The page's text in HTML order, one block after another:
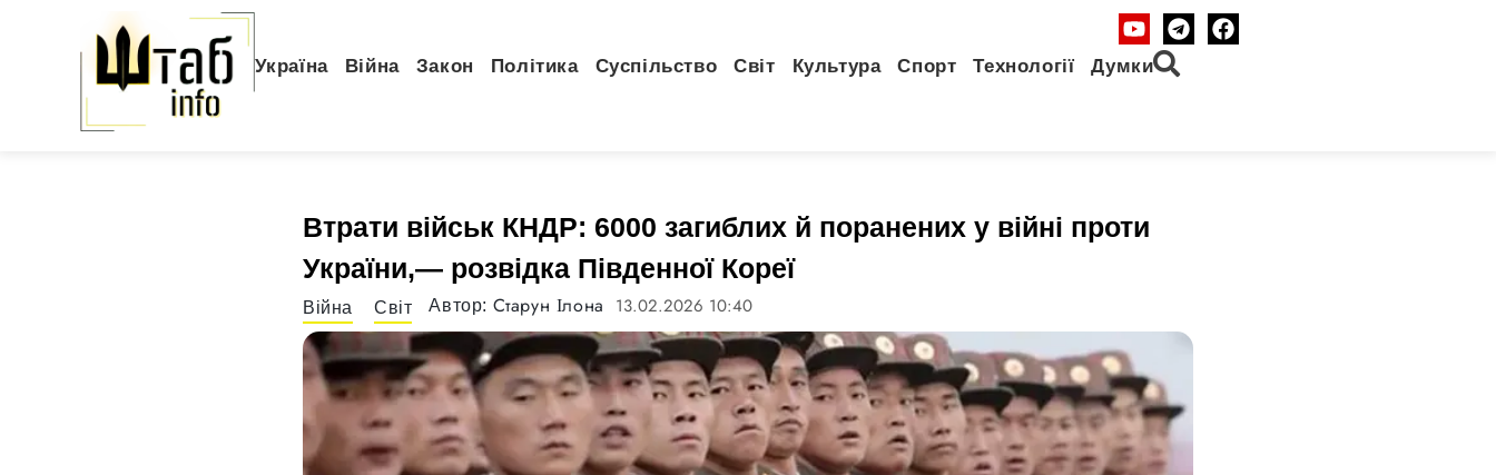
Україна Війна Закон Політика Суспільство Світ Культура Спорт Технології Думки
Втрати військ КНДР: 6000 загиблих й поранених у війні проти
України,— розвідка Південної Кореї
Війна Світ Автор: Старун Ілона 13.02.2026 10:40